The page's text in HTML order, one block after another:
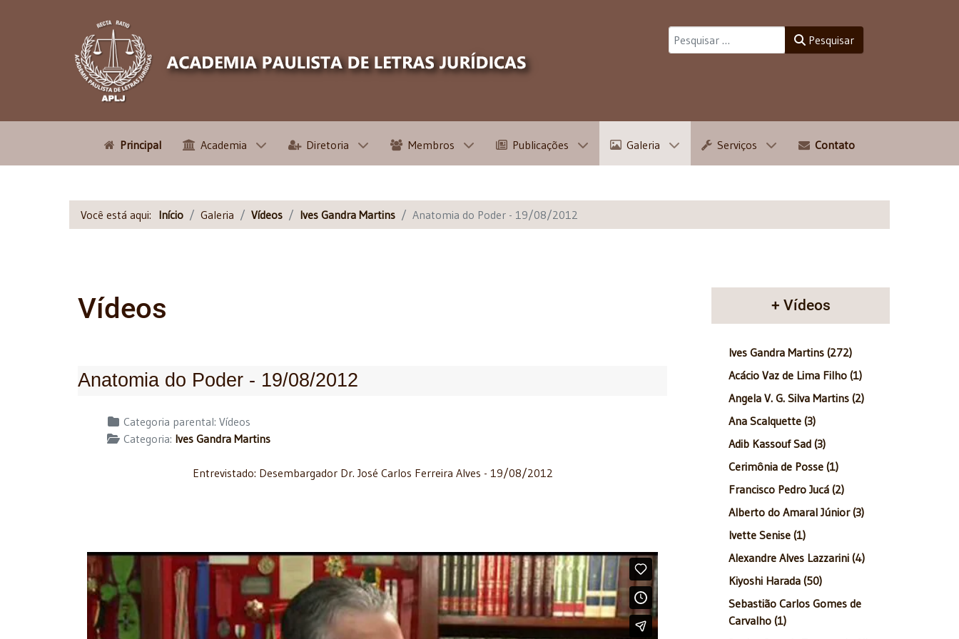
Pesquisar
Principal Academia Diretoria Membros Publicações Galeria Serviços Contato
Você está aqui: Início Galeria Vídeos Ives Gandra Martins Anatomia do Poder - 19/08/2012
Vídeos
Anatomia do Poder - 19/08/2012
Detalhes Categoria parental: Vídeos
Categoria: Ives Gandra Martins
Entrevistado: Desembargador Dr. José Carlos Ferreira Alves - 19/08/2012
+ Vídeos
Ives Gandra Martins (272)
Acácio Vaz de Lima Filho (1)
Angela V. G. Silva Martins (2)
Ana Scalquette (3)
Adib Kassouf Sad (3)
Cerimônia de Posse (1)
Francisco Pedro Jucá (2)
Alberto do Amaral Júnior (3)
Ivette Senise (1)
Alexandre Alves Lazzarini (4)
Kiyoshi Harada (50)
Sebastião Carlos Gomes de
Carvalho (1)